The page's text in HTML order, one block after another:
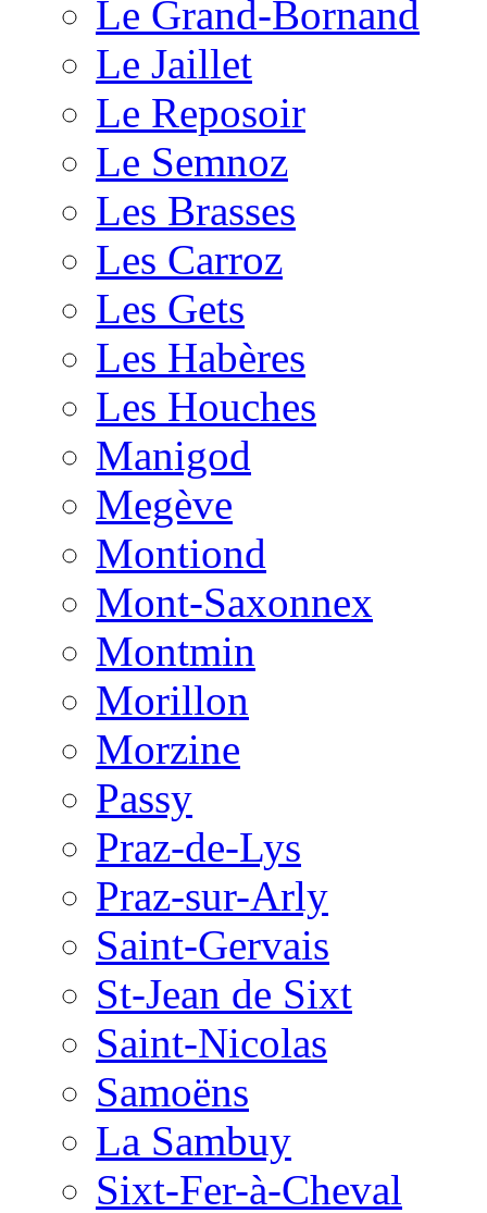
Le Grand-Bornand
Le Jaillet
Le Reposoir
Le Semnoz
Les Brasses
Les Carroz
Les Gets
Les Habères
Les Houches
Manigod
Megève
Montiond
Mont-Saxonnex
Montmin
Morillon
Morzine
Passy
Praz-de-Lys
Praz-sur-Arly
Saint-Gervais
St-Jean de Sixt
Saint-Nicolas
Samoëns
La Sambuy
Sixt-Fer-à-Cheval